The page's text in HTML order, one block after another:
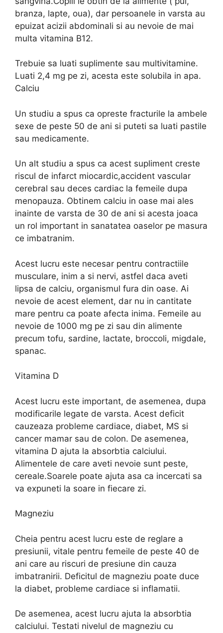
branza, lapte, oua), dar persoanele in varsta au
epuizat acizii abdominali si au nevoie de mai
multa vitamina B12.
Trebuie sa luati suplimente sau multivitamine.
Luati 2,4 mg pe zi, acesta este solubila in apa.
Calciu
Un studiu a spus ca opreste fracturile la ambele
sexe de peste 50 de ani si puteti sa luati pastile
sau medicamente.
Un alt studiu a spus ca acest supliment creste
riscul de infarct miocardic,accident vascular
cerebral sau deces cardiac la femeile dupa
menopauza. Obtinem calciu in oase mai ales
inainte de varsta de 30 de ani si acesta joaca
un rol important in sanatatea oaselor pe masura
ce imbatranim.
Acest lucru este necesar pentru contractiile
musculare, inim a si nervi, astfel daca aveti
lipsa de calciu, organismul fura din oase. Ai
nevoie de acest element, dar nu in cantitate
mare pentru ca poate afecta inima. Femeile au
nevoie de 1000 mg pe zi sau din alimente
precum tofu, sardine, lactate, broccoli, migdale,
spanac.
Vitamina D
Acest lucru este important, de asemenea, dupa
modificarile legate de varsta. Acest deficit
cauzeaza probleme cardiace, diabet, MS si
cancer mamar sau de colon. De asemenea,
vitamina D ajuta la absorbtia calciului.
Alimentele de care aveti nevoie sunt peste,
cereale.Soarele poate ajuta asa ca incercati sa
va expuneti la soare in fiecare zi.
Magneziu
Cheia pentru acest lucru este de reglare a
presiunii, vitale pentru femeile de peste 40 de
ani care au riscuri de presiune din cauza
imbatranirii. Deficitul de magneziu poate duce
la diabet, probleme cardiace si inflamatii.
De asemenea, acest lucru ajuta la absorbtia
calciului. Testati nivelul de magneziu cu